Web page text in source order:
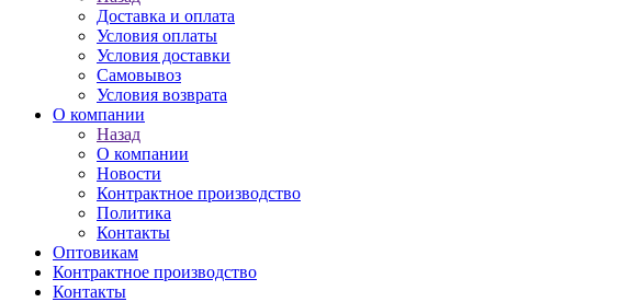
Доставка и оплата
Условия оплаты
Условия доставки
Самовывоз
Условия возврата
О компании
Назад
О компании
Новости
Контрактное производство
Политика
Контакты
Оптовикам
Контрактное производство
Контакты